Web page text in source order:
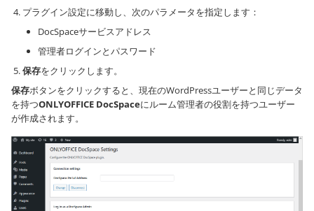
プラグイン設定に移動し、次のパラメータを指定します：
DocSpaceサービスアドレス
管理者ログインとパスワード
保存をクリックします。
保存ボタンをクリックすると、現在のWordPressユーザーと同じデータ
を持つONLYOFFICE DocSpaceにルーム管理者の役割を持つユーザー
が作成されます。